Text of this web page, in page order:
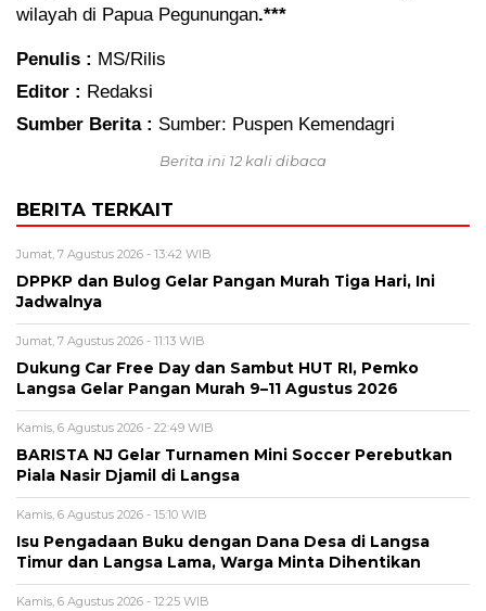
wilayah di Papua Pegunungan.***
Penulis : MS/Rilis
Editor : Redaksi
Sumber Berita : Sumber: Puspen Kemendagri
Berita ini 12 kali dibaca
BERITA TERKAIT
Jumat, 7 Agustus 2026 - 13:42 WIB
DPPKP dan Bulog Gelar Pangan Murah Tiga Hari, Ini
Jadwalnya
Jumat, 7 Agustus 2026 - 11:13 WIB
Dukung Car Free Day dan Sambut HUT RI, Pemko
Langsa Gelar Pangan Murah 9–11 Agustus 2026
Kamis, 6 Agustus 2026 - 22:49 WIB
BARISTA NJ Gelar Turnamen Mini Soccer Perebutkan
Piala Nasir Djamil di Langsa
Kamis, 6 Agustus 2026 - 15:10 WIB
Isu Pengadaan Buku dengan Dana Desa di Langsa
Timur dan Langsa Lama, Warga Minta Dihentikan
Kamis, 6 Agustus 2026 - 12:25 WIB